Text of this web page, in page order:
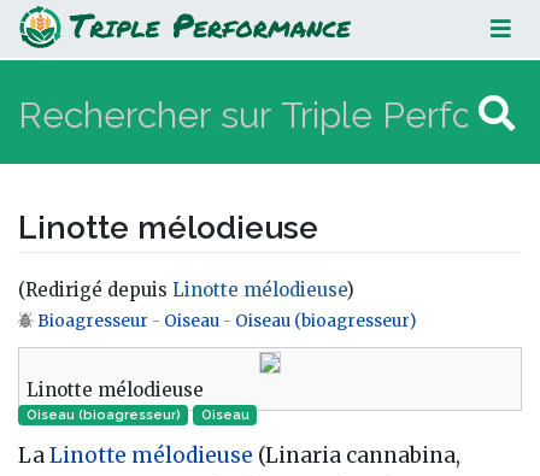
Linotte mélodieuse
Linotte mélodieuse
(Redirigé depuis Linotte mélodieuse)
Aller à :navigation,rechercher
Bioagresseur - Oiseau - Oiseau (bioagresseur)
Linotte mélodieuse
Oiseau (bioagresseur) Oiseau‎
LaLinotte mélodieuse (Linaria cannabina,